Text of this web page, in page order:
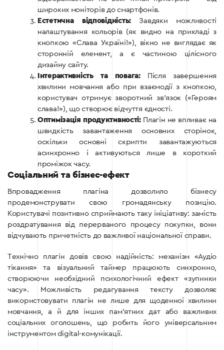
широких моніторів до смартфонів.
Естетична відповідність:Завдяки можливості
налаштування кольорів (як видно на прикладі з
кнопкою «Слава Україні!»), вікно не виглядає як
сторонній елемент, а є частиною цілісного
дизайну сайту.
Інтерактивність та повага:Після завершення
хвилини мовчання або при взаємодії з кнопкою,
користувач отримує зворотний зв’язок («Героям
слава!»), що створює відчуття єдності.
Оптимізація продуктивності:Плагін не впливає на
швидкість завантаження основних сторінок,
оскільки основні скрипти завантажуються
асинхронно і активуються лише в короткий
проміжок часу.
Соціальний та бізнес-ефект
Впровадження плагіна дозволило бізнесу
продемонструвати свою громадянську позицію.
Користувачі позитивно сприймають таку ініціативу: замість
роздратування від перерваного процесу покупки, вони
відчувають причетність до важливої національної справи.
Технічно плагін довів свою надійність: механізм «Аудіо
тікання» та візуальний таймер працюють синхронно,
створюючи необхідний психологічний ефект «зупинки
часу». Можливість редагування тексту дозволяє
використовувати плагін не лише для щоденної хвилини
мовчання, а й для інших пам’ятних дат або важливих
соціальних оголошень, що робить його універсальним
інструментом digital-комунікації.